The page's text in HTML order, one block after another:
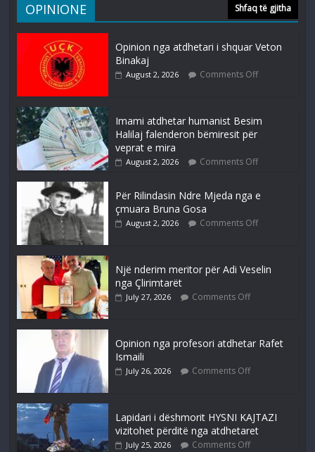
OPINIONE Shfaq të gjitha
Opinion nga atdhetari i shquar Veton
Binakaj
August 2, 2026 Comments Off
Imami atdhetar humanist Besim
Halilaj falenderon bëmiresit për
veprat e mira
August 2, 2026 Comments Off
Për Rilindasin Ndre Mjeda nga e
çmuara Bruna Gosa
August 2, 2026 Comments Off
Një nderim meritor për Adi Veselin
nga Çlirimtarët
July 27, 2026 Comments Off
Opinion nga profesori atdhetar Rafet
Ismaili
July 26, 2026 Comments Off
Lapidari i dëshmorit HYSNI KAJTAZI
vizitohet përditë nga atdhetaret
July 25, 2026 Comments Off